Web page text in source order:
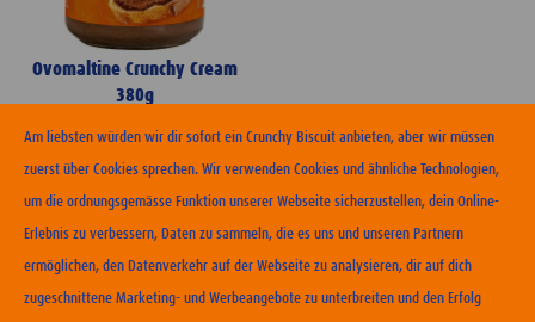
Ovomaltine Crunchy Cream
380g
ERHÄLTLICHKEIT
KONTAKT
Am liebsten würden wir dir sofort ein Crunchy Biscuit anbieten, aber wir müssen
zuerst über Cookies sprechen. Wir verwenden Cookies und ähnliche Technologien,
um die ordnungsgemässe Funktion unserer Webseite sicherzustellen, dein Online-
Erlebnis zu verbessern, Daten zu sammeln, die es uns und unseren Partnern
ermöglichen, den Datenverkehr auf der Webseite zu analysieren, dir auf dich
zugeschnittene Marketing- und Werbeangebote zu unterbreiten und den Erfolg